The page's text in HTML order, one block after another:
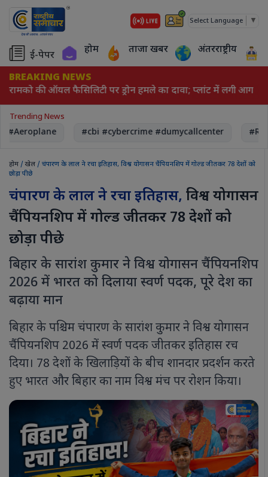
Select Language ▼
ई-पेपर होम ताजा खबर अंतरराष्ट्रीय
BREAKING NEWS
की ऑयल फैसिलिटी पर ड्रोन हमले का दावा; प्लांट में लगी आग
Trending News
#Aeroplane #cbi #cybercrime #dumycallcenter
होम /खेल / चंपारण के लाल ने रचा इतिहास, विश्व योगासन चैंपियनशिप में गोल्ड जीतकर 78 देशों को
छोड़ा पीछे
चंपारण के लाल ने रचा इतिहास, विश्व योगासन
चैंपियनशिप में गोल्ड जीतकर 78 देशों को
छोड़ा पीछे
बिहार के सारांश कुमार ने विश्व योगासन चैंपियनशिप
2026 में भारत को दिलाया स्वर्ण पदक, पूरे देश का
बढ़ाया मान
बिहार के पश्चिम चंपारण के सारांश कुमार ने विश्व योगासन
चैंपियनशिप 2026 में स्वर्ण पदक जीतकर इतिहास रच
दिया। 78 देशों के खिलाड़ियों के बीच शानदार प्रदर्शन करते
हुए भारत और बिहार का नाम विश्व मंच पर रोशन किया।